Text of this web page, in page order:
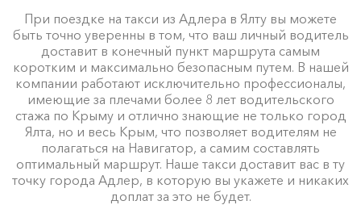
При поездке на такси из Адлера в Ялту вы можете
быть точно уверенны в том, что ваш личный водитель
доставит в конечный пункт маршрута самым
коротким и максимально безопасным путем. В нашей
компании работают исключительно профессионалы,
имеющие за плечами более 8 лет водительского
стажа по Крыму и отлично знающие не только город
Ялта, но и весь Крым, что позволяет водителям не
полагаться на Навигатор, а самим составлять
оптимальный маршрут. Наше такси доставит вас в ту
точку города Адлер, в которую вы укажете и никаких
доплат за это не будет.